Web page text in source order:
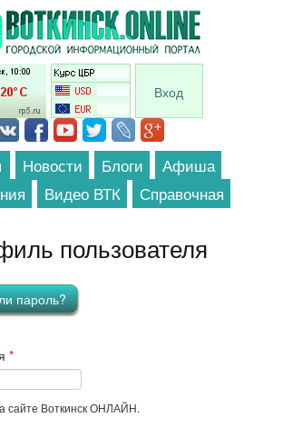
содержанию
Вход
Новости Блоги
Афиша
Видео ВТК Справочная
пользователя
пароль?
*
сайте Воткинск ОНЛАЙН.